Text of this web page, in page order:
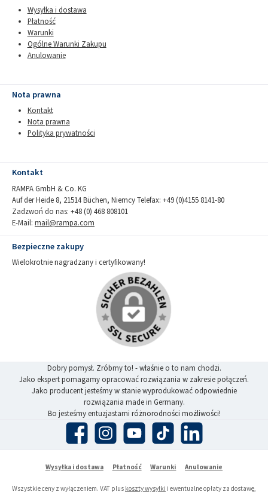
Wysyłka i dostawa
Płatność
Warunki
Ogólne Warunki Zakupu
Anulowanie
Nota prawna
Kontakt
Nota prawna
Polityka prywatności
Kontakt
RAMPA GmbH & Co. KG
Auf der Heide 8, 21514 Büchen, Niemcy Telefax: +49 (0)4155 8141-80
Zadzwoń do nas: +48 (0) 468 808101
E-Mail: mail@rampa.com
Bezpieczne zakupy
Wielokrotnie nagradzany i certyfikowany!
Dobry pomysł. Zróbmy to! - właśnie o to nam chodzi.
Jako ekspert pomagamy opracować rozwiązania w zakresie połączeń.
Jako producent jesteśmy w stanie wyprodukować odpowiednie
rozwiązania made in Germany.
Bo jesteśmy entuzjastami różnorodności możliwości!
Facebook Instagram YouTube TikTok LinkedIn
Wysyłka i dostawa Płatność Warunki Anulowanie
Wszystkie ceny z wyłączeniem. VAT plus koszty wysyłki i ewentualne opłaty za dostawę,